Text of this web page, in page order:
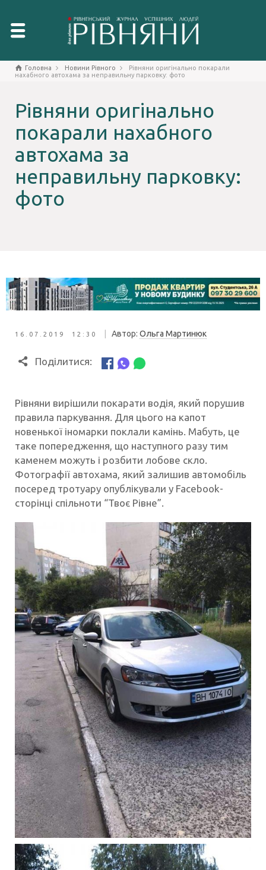
Головна Новини Рівного
Рівняни оригінально покарали
нахабного автохама за неправильну парковку: фото
Рівняни оригінально
покарали нахабного
автохама за
неправильну парковку:
фото
16.07.2019 12:30 Автор: Ольга Мартинюк
Поділитися:
Рівняни вирішили покарати водія, який порушив
правила паркування. Для цього на капот
новенької іномарки поклали камінь. Мабуть, це
таке попередження, що наступного разу тим
каменем можуть і розбити лобове скло.
Фотографії автохама, який залишив автомобіль
посеред тротуару опублікували у Facebook-
сторінці спільноти “Твоє Рівне”.